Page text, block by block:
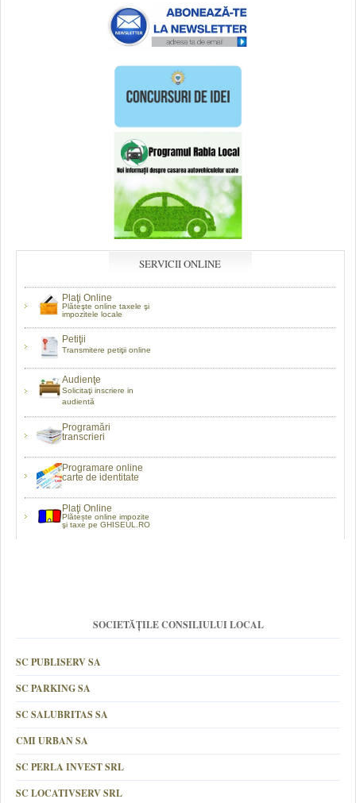
SERVICII ONLINE
Plaţi Online
Plăteşte online taxele şi
impozitele locale
Petiţii
Transmitere petiţii online
Audienţe
Solicitaţi inscriere in
audientă
Programări
transcrieri
Programare online
carte de identitate
Plaţi Online
Plătește online impozite
şi taxe pe GHISEUL.RO
SOCIETĂȚILE CONSILIULUI LOCAL
SC PUBLISERV SA
SC PARKING SA
SC SALUBRITAS SA
CMI URBAN SA
SC PERLA INVEST SRL
SC LOCATIVSERV SRL